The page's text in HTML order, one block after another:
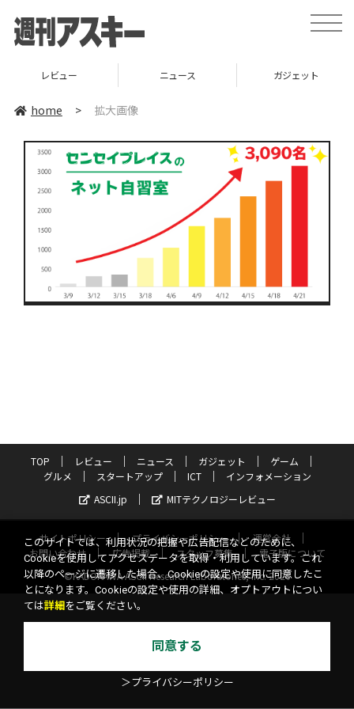
toggle
レビュー ニュース ガジェット
home > 拡大画像
TOP レビュー ニュース ガジェット
ゲーム
グルメ
スタートアップ ICT
インフォメーション
ASCII.jp
MITテクノロジーレビュー
サイトポリシー プライバシーポリシー
運営会社
お問い合わせ
広告掲載 スタッフ募集
電子版について
©KADOKAWA ASCII Research Laboratories, Inc. 2026
このサイトでは、利用状況の把握や広告配信などのために、
Cookieを使用してアクセスデータを取得・利用しています。これ
以降のページに遷移した場合、Cookieの設定や使用に同意したこ
とになります。Cookieの設定や使用の詳細、オプトアウトについ
ては詳細 をご覧ください。
同意する
＞プライバシーポリシー